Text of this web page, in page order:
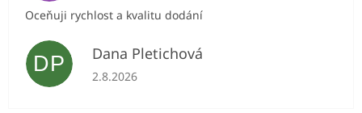
Oceňuji rychlost a kvalitu dodání
DP Dana Pletichová
Hodnocení obchodu je 5 z 5 hvězdiček.
2.8.2026